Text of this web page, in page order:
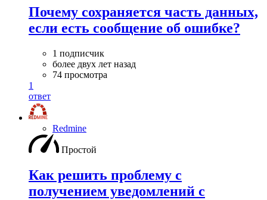
Почему сохраняется часть данных,
если есть сообщение об ошибке?
1 подписчик
более двух лет назад
74 просмотра
1
ответ
Redmine
Простой
Как решить проблему с
получением уведомлений с